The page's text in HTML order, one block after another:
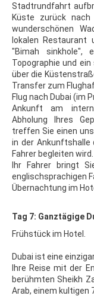
Stadtrundfahrt
Küste zurück
wunderschönen
lokalen Restaurant
"Bimah sinkhole",
Topographie und
über die
Transfer zum
Flug nach Dubai (im
Ankunft am
Abholung Ihres
treffen Sie einen
in der Ankunftshalle
Fahrer begleiten wird.
Ihr Fahrer bringt
englischsprachigen
Übernachtung im
Tag 7: Ganztägige
Frühstück im Hotel.
Dubai ist eine
Ihre Reise mit der
berühmten Sheikh
Arab, einem kultigen